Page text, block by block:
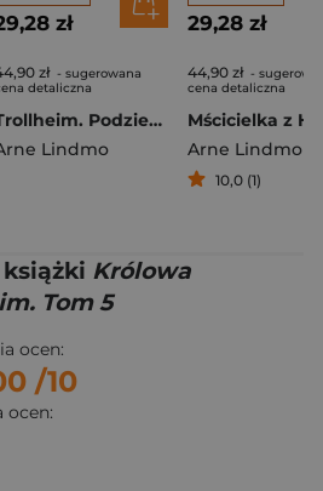
zł
zł - sugerowana
detaliczna
Trollheim. Podziemna misja
Lindmo
29,28 zł
44,90 zł -
cena detaliczna
Arne Lindmo
10,0 (1)
Królowa
Tom 5
ocen:
/10
ocen: